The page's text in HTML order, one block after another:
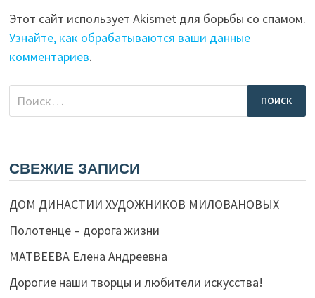
Этот сайт использует Akismet для борьбы со спамом.
Узнайте, как обрабатываются ваши данные
комментариев.
Найти:
СВЕЖИЕ ЗАПИСИ
ДОМ ДИНАСТИИ ХУДОЖНИКОВ МИЛОВАНОВЫХ
Полотенце – дорога жизни
МАТВЕЕВА Елена Андреевна
Дорогие наши творцы и любители искусства!